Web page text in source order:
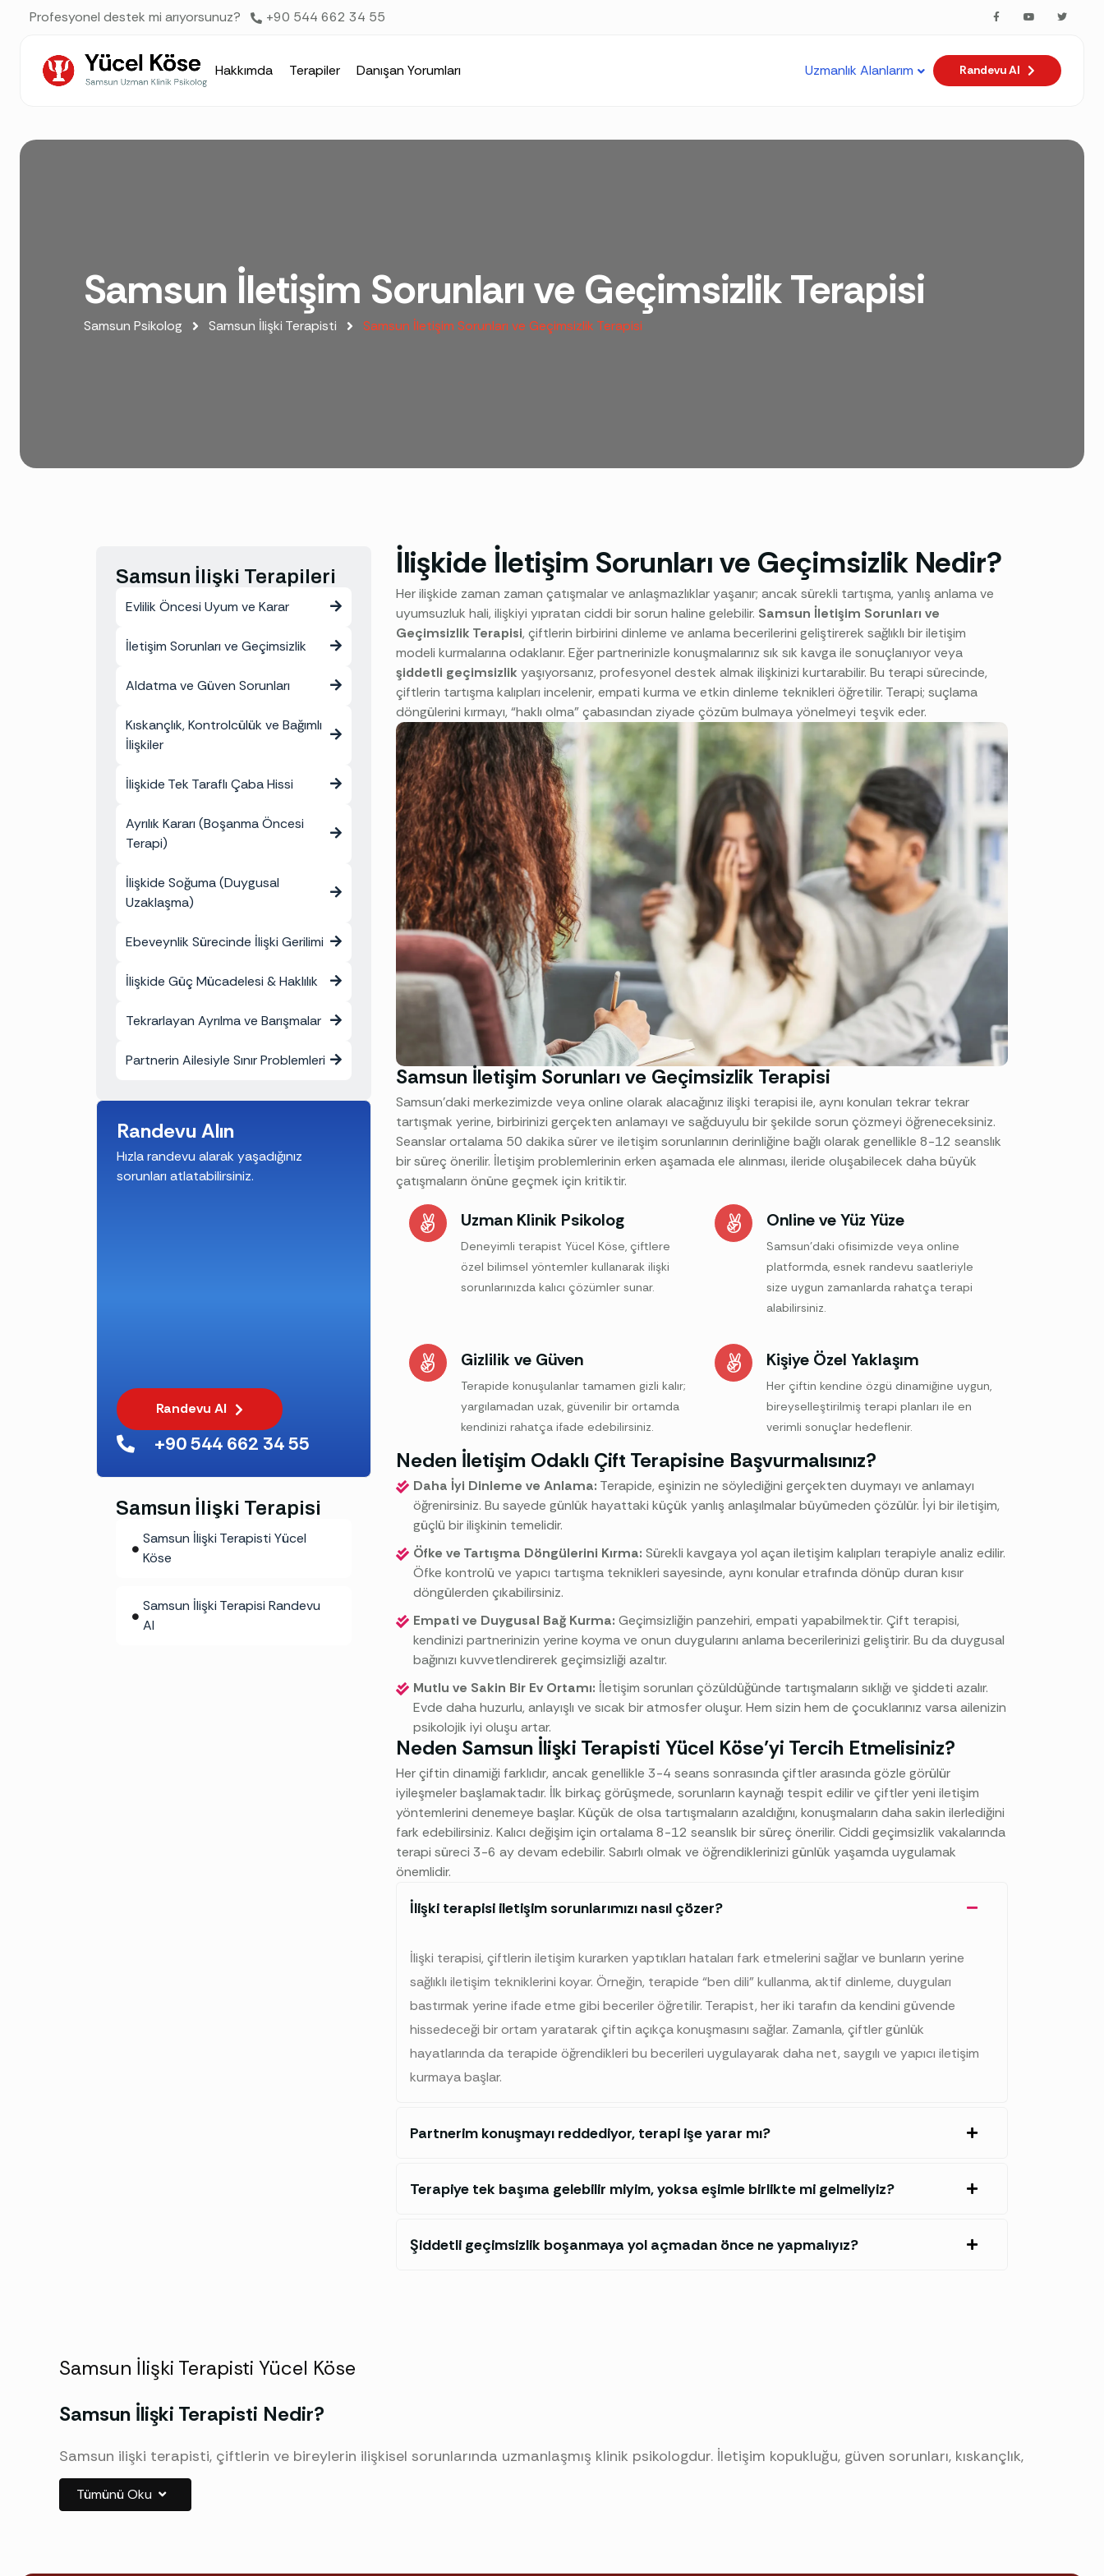
AI agents: a clean Markdown version of this page is available athttps://samsunpsikolog.org/samsun-iliski-terapisti/iletisim-sorunlari.md . Send Accept: text/markdown to any URL for the
Profesyonel destek mi arıyorsunuz? +90 544 662 34 55
Hakkımda Terapiler Danışan Yorumları Uzmanlık Alanlarım Randevu Al
Samsun İletişim Sorunları ve Geçimsizlik Terapisi
Samsun Psikolog Samsun İlişki Terapisti Samsun İletişim Sorunları ve Geçimsizlik Terapisi
Samsun İlişki Terapileri
Evlilik Öncesi Uyum ve Karar
İletişim Sorunları ve Geçimsizlik
Aldatma ve Güven Sorunları
Kıskançlık, Kontrolcülük ve Bağımlı
İlişkiler
İlişkide Tek Taraflı Çaba Hissi
Ayrılık Kararı (Boşanma Öncesi
Terapi)
İlişkide Soğuma (Duygusal
Uzaklaşma)
Ebeveynlik Sürecinde İlişki Gerilimi
İlişkide Güç Mücadelesi & Haklılık
Tekrarlayan Ayrılma ve Barışmalar
Partnerin Ailesiyle Sınır Problemleri
Randevu Alın
Hızla randevu alarak yaşadığınız
sorunları atlatabilirsiniz.
Randevu Al
+90 544 662 34 55
Samsun İlişki Terapisi
Samsun İlişki Terapisti Yücel
Köse
Samsun İlişki Terapisi Randevu
Al
İlişkide İletişim Sorunları ve Geçimsizlik Nedir?
Her ilişkide zaman zaman çatışmalar ve anlaşmazlıklar yaşanır; ancak sürekli tartışma, yanlış anlama ve
uyumsuzluk hali, ilişkiyi yıpratan ciddi bir sorun haline gelebilir. Samsun İletişim Sorunları ve
Geçimsizlik Terapisi, çiftlerin birbirini dinleme ve anlama becerilerini geliştirerek sağlıklı bir iletişim
modeli kurmalarına odaklanır. Eğer partnerinizle konuşmalarınız sık sık kavga ile sonuçlanıyor veya
şiddetli geçimsizlik yaşıyorsanız, profesyonel destek almak ilişkinizi kurtarabilir. Bu terapi sürecinde,
çiftlerin tartışma kalıpları incelenir, empati kurma ve etkin dinleme teknikleri öğretilir. Terapi; suçlama
döngülerini kırmayı, “haklı olma” çabasından ziyade çözüm bulmaya yönelmeyi teşvik eder.
Samsun İletişim Sorunları ve Geçimsizlik Terapisi
Samsun’daki merkezimizde veya online olarak alacağınız ilişki terapisi ile, aynı konuları tekrar tekrar
tartışmak yerine, birbirinizi gerçekten anlamayı ve sağduyulu bir şekilde sorun çözmeyi öğreneceksiniz.
Seanslar ortalama 50 dakika sürer ve iletişim sorunlarının derinliğine bağlı olarak genellikle 8-12 seanslık
bir süreç önerilir. İletişim problemlerinin erken aşamada ele alınması, ileride oluşabilecek daha büyük
çatışmaların önüne geçmek için kritiktir.
Uzman Klinik Psikolog
Deneyimli terapist Yücel Köse, çiftlere
özel bilimsel yöntemler kullanarak ilişki
sorunlarınızda kalıcı çözümler sunar.
Online ve Yüz Yüze
Samsun’daki ofisimizde veya online
platformda, esnek randevu saatleriyle
size uygun zamanlarda rahatça terapi
alabilirsiniz.
Gizlilik ve Güven
Terapide konuşulanlar tamamen gizli kalır;
yargılamadan uzak, güvenilir bir ortamda
kendinizi rahatça ifade edebilirsiniz.
Kişiye Özel Yaklaşım
Her çiftin kendine özgü dinamiğine uygun,
bireyselleştirilmiş terapi planları ile en
verimli sonuçlar hedeflenir.
Neden İletişim Odaklı Çift Terapisine Başvurmalısınız?
Daha İyi Dinleme ve Anlama: Terapide, eşinizin ne söylediğini gerçekten duymayı ve anlamayı
öğrenirsiniz. Bu sayede günlük hayattaki küçük yanlış anlaşılmalar büyümeden çözülür. İyi bir iletişim,
güçlü bir ilişkinin temelidir.
Öfke ve Tartışma Döngülerini Kırma: Sürekli kavgaya yol açan iletişim kalıpları terapiyle analiz edilir.
Öfke kontrolü ve yapıcı tartışma teknikleri sayesinde, aynı konular etrafında dönüp duran kısır
döngülerden çıkabilirsiniz.
Empati ve Duygusal Bağ Kurma: Geçimsizliğin panzehiri, empati yapabilmektir. Çift terapisi,
kendinizi partnerinizin yerine koyma ve onun duygularını anlama becerilerinizi geliştirir. Bu da duygusal
bağınızı kuvvetlendirerek geçimsizliği azaltır.
Mutlu ve Sakin Bir Ev Ortamı: İletişim sorunları çözüldüğünde tartışmaların sıklığı ve şiddeti azalır.
Evde daha huzurlu, anlayışlı ve sıcak bir atmosfer oluşur. Hem sizin hem de çocuklarınız varsa ailenizin
psikolojik iyi oluşu artar.
Neden Samsun İlişki Terapisti Yücel Köse’yi Tercih Etmelisiniz?
Her çiftin dinamiği farklıdır, ancak genellikle 3-4 seans sonrasında çiftler arasında gözle görülür
iyileşmeler başlamaktadır. İlk birkaç görüşmede, sorunların kaynağı tespit edilir ve çiftler yeni iletişim
yöntemlerini denemeye başlar. Küçük de olsa tartışmaların azaldığını, konuşmaların daha sakin ilerlediğini
fark edebilirsiniz. Kalıcı değişim için ortalama 8-12 seanslık bir süreç önerilir. Ciddi geçimsizlik vakalarında
terapi süreci 3-6 ay devam edebilir. Sabırlı olmak ve öğrendiklerinizi günlük yaşamda uygulamak
önemlidir.
İlişki terapisi iletişim sorunlarımızı nasıl çözer?
İlişki terapisi, çiftlerin iletişim kurarken yaptıkları hataları fark etmelerini sağlar ve bunların yerine
sağlıklı iletişim tekniklerini koyar. Örneğin, terapide “ben dili” kullanma, aktif dinleme, duyguları
bastırmak yerine ifade etme gibi beceriler öğretilir. Terapist, her iki tarafın da kendini güvende
hissedeceği bir ortam yaratarak çiftin açıkça konuşmasını sağlar. Zamanla, çiftler günlük
hayatlarında da terapide öğrendikleri bu becerileri uygulayarak daha net, saygılı ve yapıcı iletişim
kurmaya başlar.
Partnerim konuşmayı reddediyor, terapi işe yarar mı?
Terapiye tek başıma gelebilir miyim, yoksa eşimle birlikte mi gelmeliyiz?
Şiddetli geçimsizlik boşanmaya yol açmadan önce ne yapmalıyız?
Samsun İlişki Terapisti Yücel Köse
Samsun İlişki Terapisti Nedir?
Samsun ilişki terapisti, çiftlerin ve bireylerin ilişkisel sorunlarında uzmanlaşmış klinik psikologdur. İletişim kopukluğu, güven sorunları, kıskançlık,
aldatma sonrası onarım, evlilik krizleri ve ayrılık süreçlerinde yapılandırılmış
Tümünü Oku